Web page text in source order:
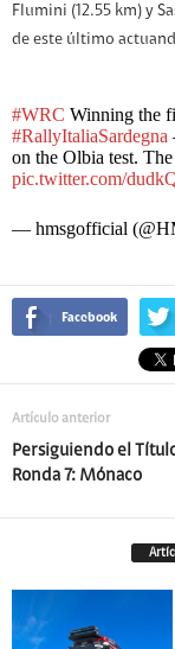
Flumini (12.55 km) y
de este último
#WRC Winning the
#RallyItaliaSardegna
on the Olbia test. The
pic.twitter.com/
— hmsgofficial
Facebook
Artículo anterior
Persiguiendo el
Ronda 7: Mónaco